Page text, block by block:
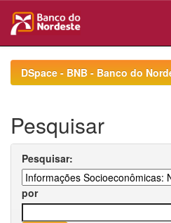
navigationDSpace - BNB - Banco do
Pesquisar
Pesquisar:
por